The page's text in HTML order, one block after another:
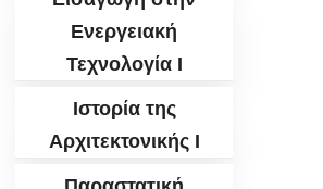
Ενεργειακή
Τεχνολογία Ι
Ιστορία της
Αρχιτεκτονικής Ι